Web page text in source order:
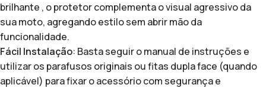
brilhante , o protetor complementa o visual agressivo da
sua moto, agregando estilo sem abrir mão da
funcionalidade.
Fácil Instalação: Basta seguir o manual de instruções e
utilizar os parafusos originais ou fitas dupla face (quando
aplicável) para fixar o acessório com segurança e